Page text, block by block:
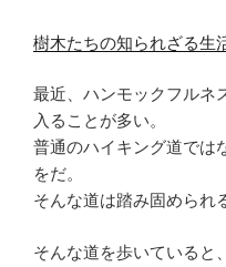
樹木たちの知られざる生
最近、ハンモックフルネ
入ることが多い。
普通のハイキング道では
をだ。
そんな道は踏み固められ
そんな道を歩いていると